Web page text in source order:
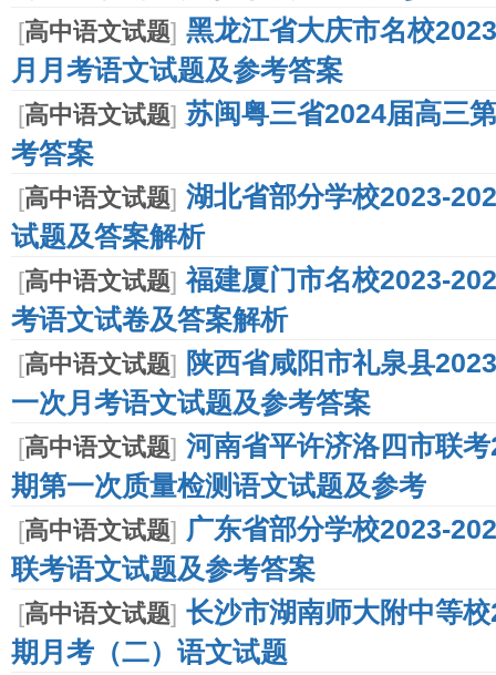
[高中语文试题] 黑龙江省大庆市名校
月月考语文试题及参考答案
[高中语文试题] 苏闽粤三省2024届高三
考答案
[高中语文试题] 湖北省部分学校2023-
试题及答案解析
[高中语文试题] 福建厦门市名校2023-
考语文试卷及答案解析
[高中语文试题] 陕西省咸阳市礼泉县
一次月考语文试题及参考答案
[高中语文试题] 河南省平许济洛四市联
期第一次质量检测语文试题及参考
[高中语文试题] 广东省部分学校2023-
联考语文试题及参考答案
[高中语文试题] 长沙市湖南师大附中等
期月考（二）语文试题